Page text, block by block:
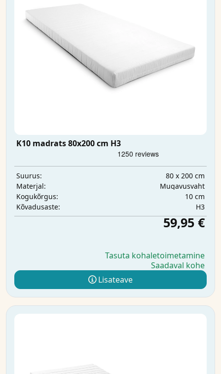
K10 madrats 80x200 cm H3
Suurus:
80 x 200 cm
Materjal:
Mugavusvaht
Kogukõrgus:
10 cm
Kõvadusaste:
H3
59,95 €
Tasuta kohaletoimetamine
Saadaval kohe
Lisateave